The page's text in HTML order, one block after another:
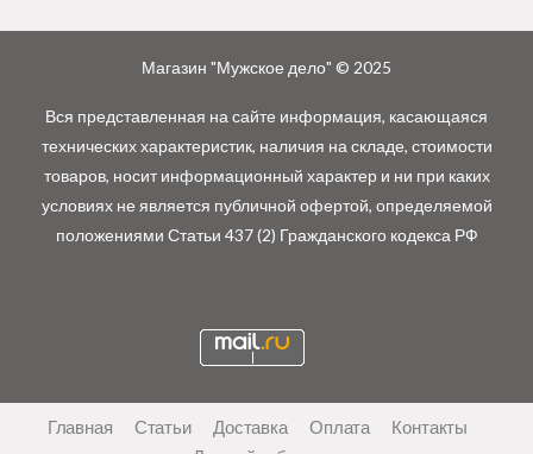
Магазин "Мужское дело" © 2025
Вся представленная на сайте информация, касающаяся
технических характеристик, наличия на складе, стоимости
товаров, носит информационный характер и ни при каких
условиях не является публичной офертой, определяемой
положениями Статьи 437 (2) Гражданского кодекса РФ
Главная Статьи Доставка Оплата
Контакты